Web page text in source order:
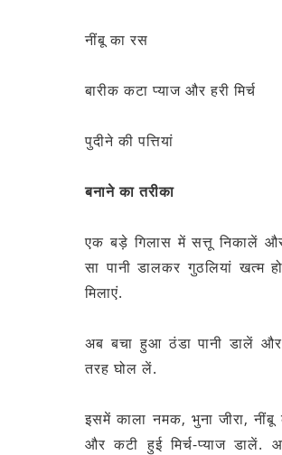
नींबू का रस
बारीक कटा प्याज और हरी मिर्च
पुदीने की पत्तियां
बनाने का तरीका
एक बड़े गिलास में सत्तू निकालें
सा पानी डालकर गुठलियां खत्म
मिलाएं.
अब बचा हुआ ठंडा पानी डालें
तरह घोल लें.
इसमें काला नमक, भुना जीरा,
और कटी हुई मिर्च-प्याज डालें.